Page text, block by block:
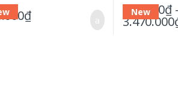
₫ New
800.000₫
3.470.000